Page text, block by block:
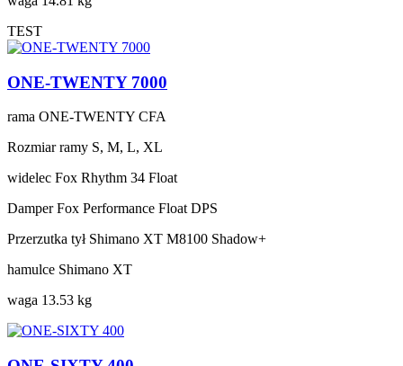
TEST
ONE-TWENTY 7000
rama ONE-TWENTY CFA
Rozmiar ramy S, M, L, XL
widelec Fox Rhythm 34 Float
Damper Fox Performance Float DPS
Przerzutka tył Shimano XT M8100 Shadow+
hamulce Shimano XT
waga 13.53 kg